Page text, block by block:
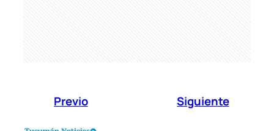
Previo Siguiente